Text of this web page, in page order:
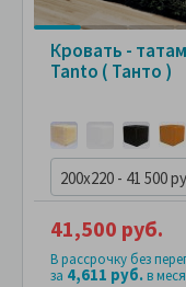
Кровать -
Tanto ( Танто )
200x220 - 41 500
41,500 руб.
В рассрочку без
за 4,611 руб.в